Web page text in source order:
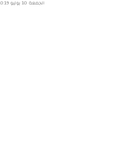
الجمعة 10 يوليو 10:19 م